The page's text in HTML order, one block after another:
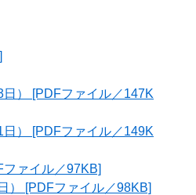
） [PDFファイル／147K
） [PDFファイル／149K
ァイル／97KB]
） [PDFファイル／98KB]